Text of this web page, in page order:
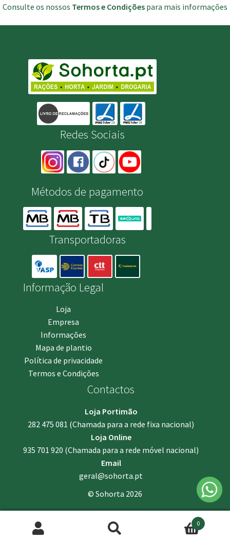
Consulte os nossos Termos e Condições para mais informações
Redes Sociais
Métodos de pagamento
Transportadoras
Informação Legal
Loja
Empresa
Informações
Mapa de plantio
Política de privacidade
Termos e Condições
Contactos
Loja Portimão
282 475 081 (Chamada para a rede fixa nacional)
Loja Online
935 701 920 (Chamada para a rede móvel nacional)
Email
geral@sohorta.pt
© Sohorta 2026
Pesquisar
Pesquisa
0